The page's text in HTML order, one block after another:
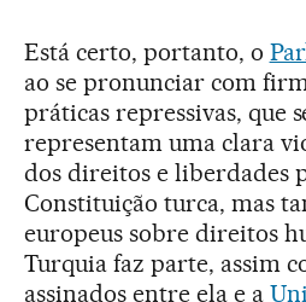
Está certo, portanto, o
ao se pronunciar com
práticas repressivas, que
representam uma clara
dos direitos e liberdades
Constituição turca, mas
europeus sobre direitos
Turquia faz parte, assim
assinados entre ela e a